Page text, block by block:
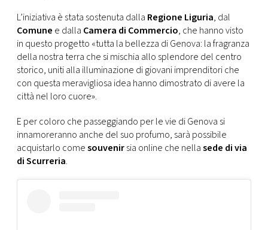
L’iniziativa è stata sostenuta dalla Regione Liguria, dal
Comune e dalla Camera di Commercio, che hanno visto
in questo progetto «tutta la bellezza di Genova: la fragranza
della nostra terra che si mischia allo splendore del centro
storico, uniti alla illuminazione di giovani imprenditori che
con questa meravigliosa idea hanno dimostrato di avere la
città nel loro cuore».
E per coloro che passeggiando per le vie di Genova si
innamoreranno anche del suo profumo, sarà possibile
acquistarlo comesouvenirsia online che nellasede di via
di Scurreria.